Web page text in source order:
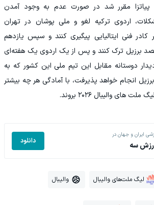
پیاتزا مقرر شد در صورت عدم به وجود آمدن
اردوی ترکیه لغو و ملی پوشان در تهران
کادر فنی ایتالیایی پیگیری کنند و سپس یازدهم
برزیل ترک کنند و پس از یک اردوی یک هفته‌ای
دوستانه مقابل این تیم ملی این کشور که به
انجام خواهد پذیرفت، با آمادگی هر چه بیشتر
والیبال ۲۰۲۶ بروند.
ایران و جهان در
سه دانلود
لیگ ملت‌های والیبال والیبال